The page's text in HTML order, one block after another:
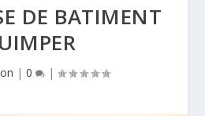
DE BATIMENT
| 0 |